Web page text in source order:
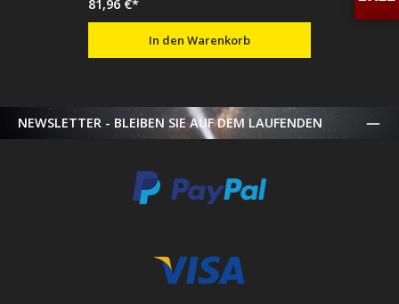
81,96 €*
In den Warenkorb
NEWSLETTER - BLEIBEN SIE AUF DEM LAUFENDEN